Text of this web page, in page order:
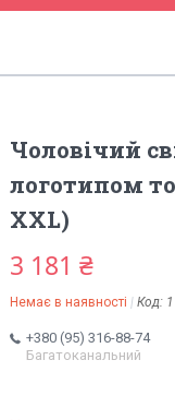
Чоловічий
логотипом
XXL)
3 181 ₴
Немає в наявності Код:
+380 (95) 316-88-74
Багатоканальний